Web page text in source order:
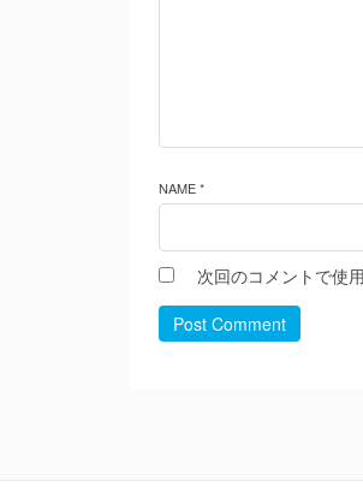
NAME *
次回のコメントで使
Post Comment